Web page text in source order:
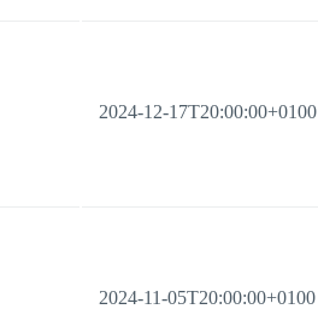
2024-12-17T20:00:00+0100
2024-11-05T20:00:00+0100